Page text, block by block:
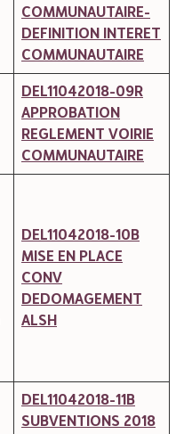
COMMUNAUTAIRE-
DEFINITION INTERET
COMMUNAUTAIRE
DEL11042018-09R
APPROBATION
REGLEMENT VOIRIE
COMMUNAUTAIRE
DEL11042018-10B
MISE EN PLACE
CONV
DEDOMAGEMENT
ALSH
DEL11042018-11B
SUBVENTIONS 2018